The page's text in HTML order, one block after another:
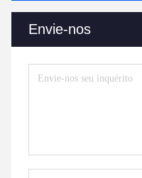
Envie-nos